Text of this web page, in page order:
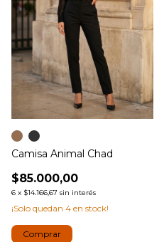
Camisa Animal Chad
$85.000,00
6 x $14.166,67 sin interés
¡Solo quedan 4 en stock!
Comprar